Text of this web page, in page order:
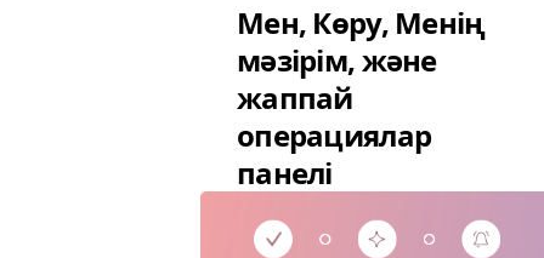
Мен, Көру, Менің
мәзірім, және
жаппай
операциялар
панелі